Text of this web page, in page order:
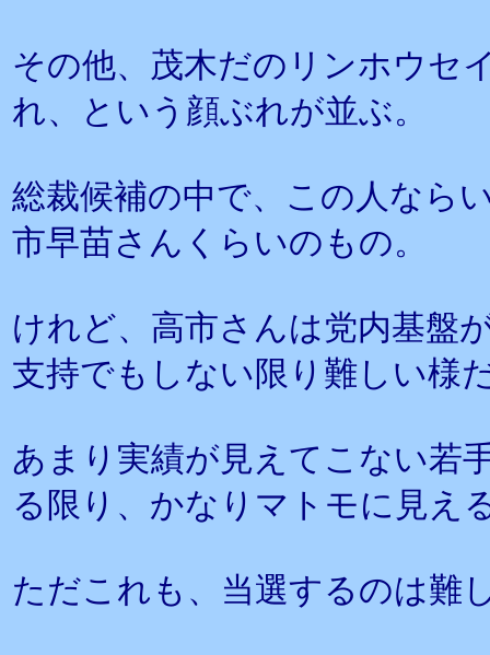
その他、茂木だのリンホウセ
れ、という顔ぶれが並ぶ。
総裁候補の中で、この人なら
市早苗さんくらいのもの。
けれど、高市さんは党内基盤
支持でもしない限り難しい様
あまり実績が見えてこない若
る限り、かなりマトモに見え
ただこれも、当選するのは難